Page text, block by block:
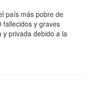
país más pobre de
fallecidos y graves
y privada debido a la